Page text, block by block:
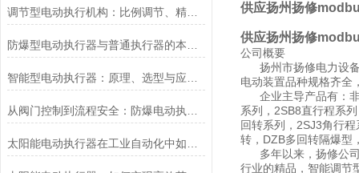
调节型电动执行机构：比例调节、精度控制要点 供应扬州扬修
供应扬州扬修
公司概要
扬州市扬修电力设备
电动装置品种规格齐全
企业主导产品有：非
系列，2SB8直行程系
回转系列，2SJ3角行
转，DZB多回转隔爆型
多年以来，扬修公司
行业的精品，智能调节